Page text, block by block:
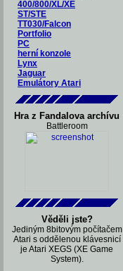
400/800/XL/XE
ST/STE
TT030/Falcon
Portfolio
PC
herní konzole
Lynx
Jaguar
Emulátory Atari
Hra z Fandalova archívu
Battleroom
Věděli jste?
Jediným 8bitovým počítačem
Atari s oddělenou klávesnicí
je Atari XEGS (XE Game
System).